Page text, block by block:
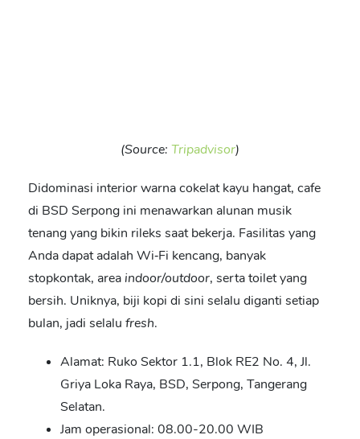
(Source: Tripadvisor)
Didominasi interior warna cokelat kayu hangat, cafe
di BSD Serpong ini menawarkan alunan musik
tenang yang bikin rileks saat bekerja. Fasilitas yang
Anda dapat adalah Wi‑Fi kencang, banyak
stopkontak, area indoor/outdoor, serta toilet yang
bersih. Uniknya, biji kopi di sini selalu diganti setiap
bulan, jadi selalu fresh.
Alamat: Ruko Sektor 1.1, Blok RE2 No. 4, Jl.
Griya Loka Raya, BSD, Serpong, Tangerang
Selatan.
Jam operasional: 08.00-20.00 WIB